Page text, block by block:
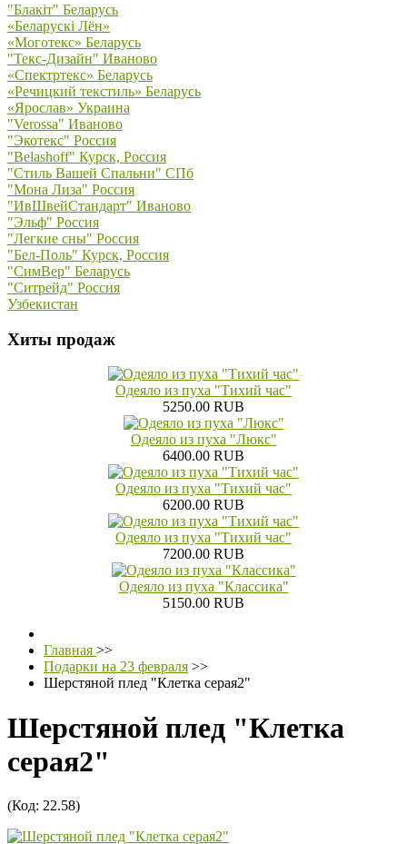
"Блакiт" Беларусь
«Беларускi Лён»
«Моготекс» Беларусь
"Текс-Дизайн" Иваново
«Спектртекс» Беларусь
«Речицкий текстиль» Беларусь
«Ярослав» Украина
"Verossa" Иваново
"Экотекс" Россия
"Belashoff" Курск, Россия
"Стиль Вашей Спальни" СПб
"Мона Лиза" Россия
"ИвШвейСтандарт" Иваново
"Эльф" Россия
"Легкие сны" Россия
"Бел-Поль" Курск, Россия
"СимВер" Беларусь
"Ситрейд" Россия
Узбекистан
Хиты продаж
Одеяло из пуха "Тихий час"
5250.00 RUB
Одеяло из пуха "Люкс"
6400.00 RUB
Одеяло из пуха "Тихий час"
6200.00 RUB
Одеяло из пуха "Тихий час"
7200.00 RUB
Одеяло из пуха "Классика"
5150.00 RUB
Главная >>
Подарки на 23 февраля >>
Шерстяной плед "Клетка серая2"
Шерстяной плед "Клетка
серая2"
(Код: 22.58)